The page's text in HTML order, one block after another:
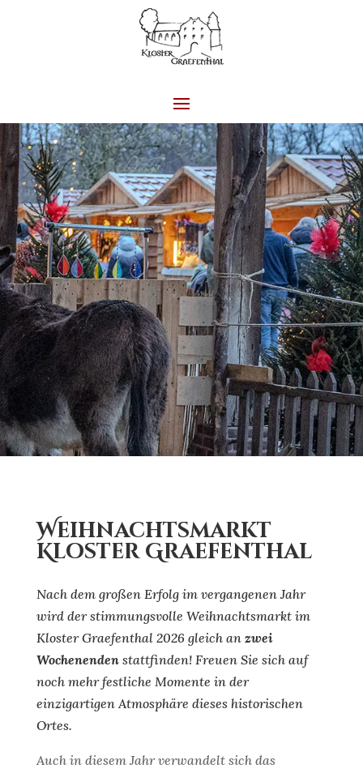
Weihnachtsmarkt
Kloster Graefenthal
Nach dem großen Erfolg im vergangenen Jahr
wird der stimmungsvolle Weihnachtsmarkt im
Kloster Graefenthal 2026 gleich an zwei
Wochenendenstattfinden! Freuen Sie sich auf
noch mehr festliche Momente in der
einzigartigen Atmosphäre dieses historischen
Ortes.
Auch in diesem Jahr verwandelt sich das